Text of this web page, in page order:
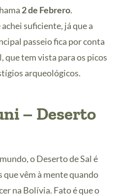
2 de Febrero.
suficiente, já que a
passeio fica por conta
que tem vista para os picos
arqueológicos.
– Deserto
o Deserto de Sal é
vêm à mente quando
na Bolívia. Fato é que o